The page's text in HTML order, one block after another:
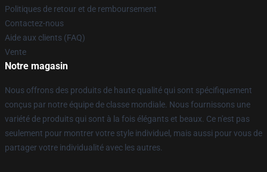
Politiques de retour et de remboursement
Contactez-nous
Aide aux clients (FAQ)
Vente
Notre magasin
Nous offrons des produits de haute qualité qui sont spécifiquement
conçus par notre équipe de classe mondiale. Nous fournissons une
variété de produits qui sont à la fois élégants et beaux. Ce n'est pas
seulement pour montrer votre style individuel, mais aussi pour vous de
partager votre individualité avec les autres.